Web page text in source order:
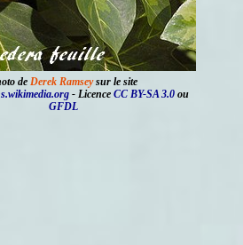
de Derek Ramseysur le site
- Licence CC BY-SA 3.0ou
GFDL